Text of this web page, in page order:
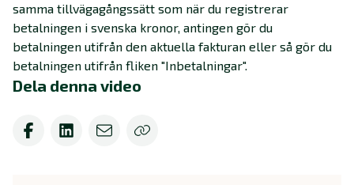
samma tillvägagångssätt som när du registrerar
betalningen i svenska kronor, antingen gör du
betalningen utifrån den aktuella fakturan eller så gör du
betalningen utifrån fliken "Inbetalningar".
Dela denna video